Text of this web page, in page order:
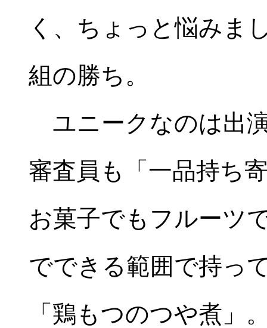
く、ちょっと悩みま
組の勝ち。
ユニークなのは出
審査員も「一品持ち
お菓子でもフルーツ
でできる範囲で持っ
「鶏もつのつや煮」